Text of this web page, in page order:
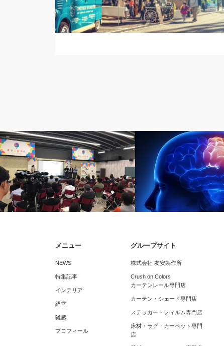
メニュー
NEWS
特集記事
インテリア
経営
雑感
プロフィール
グループサイト
株式会社 友安製作所
Crush on Colors
カーテンレール専門店
カーテン・シェード専門店
ステッカー・フィルム専門店
床材・ラグ・カーペット専門
店